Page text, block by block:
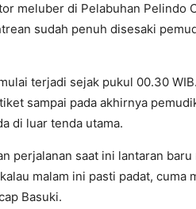
meluber di Pelabuhan Pelindo
sudah penuh disesaki
terjadi sejak pukul 00.30
sampai pada akhirnya
di luar tenda utama.
perjalanan saat ini lantaran
malam ini pasti padat, cuma
Basuki.